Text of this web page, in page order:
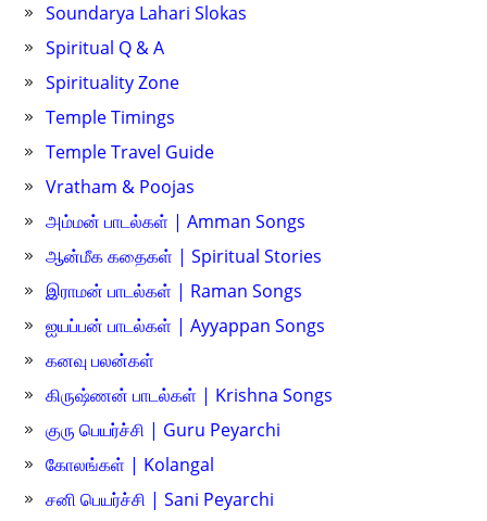
Soundarya Lahari Slokas
Spiritual Q & A
Spirituality Zone
Temple Timings
Temple Travel Guide
Vratham & Poojas
அம்மன் பாடல்கள் | Amman Songs
ஆன்மீக கதைகள் | Spiritual Stories
இராமன் பாடல்கள் | Raman Songs
ஐயப்பன் பாடல்கள் | Ayyappan Songs
கனவு பலன்கள்
கிருஷ்ணன் பாடல்கள் | Krishna Songs
குரு பெயர்ச்சி | Guru Peyarchi
கோலங்கள் | Kolangal
சனி பெயர்ச்சி | Sani Peyarchi